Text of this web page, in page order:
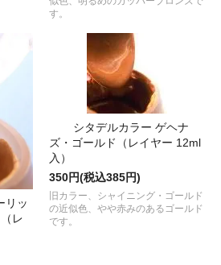
す。
リッ
レ
シタデルカラー ゲヘナ
ズ・ゴールド（レイヤー 12ml
入）
350円(税込385円)
旧カラー、シャイニング・ゴールド
の近似色、やや赤みのあるゴールド
です。